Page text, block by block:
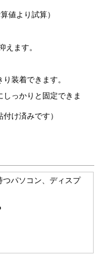
値より試算）
えます。
装着できます。
っかりと固定できま
け済みです）
つパソコン、ディスプ